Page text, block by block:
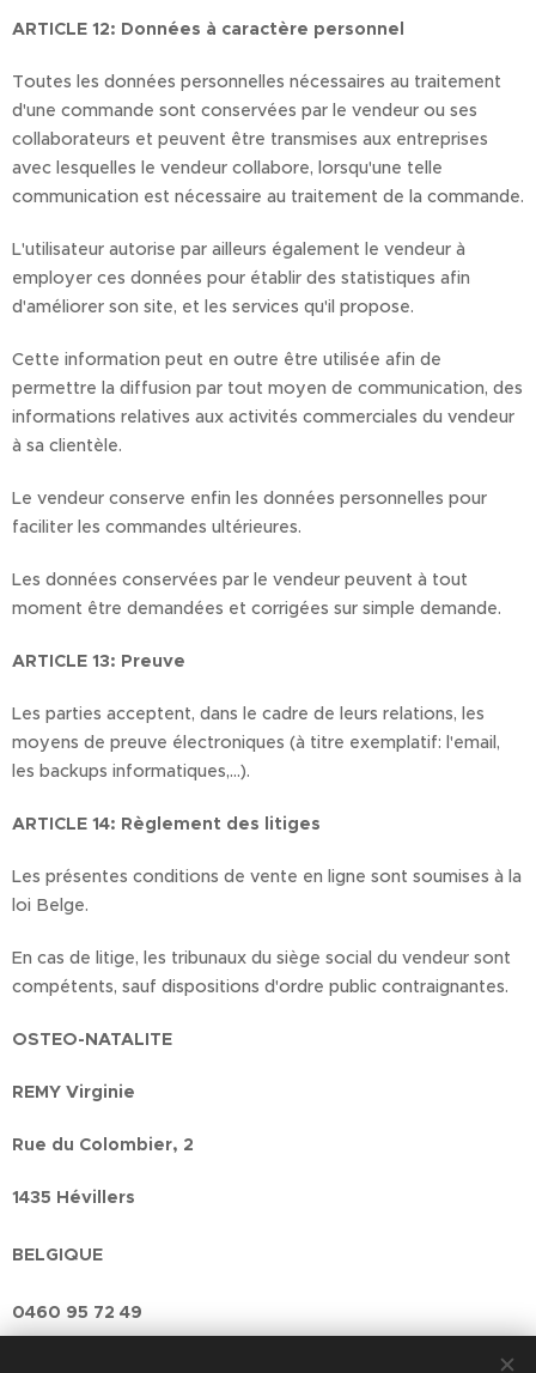
ARTICLE 12: Données à caractère personnel
Toutes les données personnelles nécessaires au traitement
d'une commande sont conservées par le vendeur ou ses
collaborateurs et peuvent être transmises aux entreprises
avec lesquelles le vendeur collabore, lorsqu'une telle
communication est nécessaire au traitement de la commande.
L'utilisateur autorise par ailleurs également le vendeur à
employer ces données pour établir des statistiques afin
d'améliorer son site, et les services qu'il propose.
Cette information peut en outre être utilisée afin de
permettre la diffusion par tout moyen de communication, des
informations relatives aux activités commerciales du vendeur
à sa clientèle.
Le vendeur conserve enfin les données personnelles pour
faciliter les commandes ultérieures.
Les données conservées par le vendeur peuvent à tout
moment être demandées et corrigées sur simple demande.
ARTICLE 13: Preuve
Les parties acceptent, dans le cadre de leurs relations, les
moyens de preuve électroniques (à titre exemplatif: l'email,
les backups informatiques,...).
ARTICLE 14: Règlement des litiges
Les présentes conditions de vente en ligne sont soumises à la
loi Belge.
En cas de litige, les tribunaux du siège social du vendeur sont
compétents, sauf dispositions d'ordre public contraignantes.
OSTEO-NATALITE
REMY Virginie
Rue du Colombier, 2
1435 Hévillers
BELGIQUE
0460 95 72 49